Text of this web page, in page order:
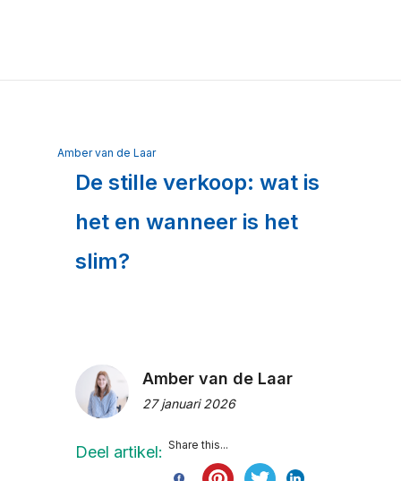
Amber van de Laar
De stille verkoop: wat is
het en wanneer is het
slim?
Amber van de Laar
27 januari 2026
Deel artikel: Share this...